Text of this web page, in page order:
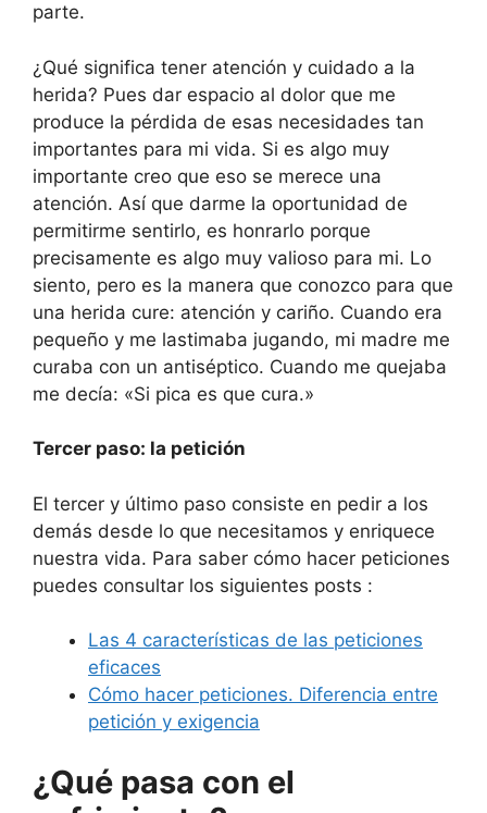
parte.
¿Qué significa tener atención y cuidado a la
herida? Pues dar espacio al dolor que me
produce la pérdida de esas necesidades tan
importantes para mi vida. Si es algo muy
importante creo que eso se merece una
atención. Así que darme la oportunidad de
permitirme sentirlo, es honrarlo porque
precisamente es algo muy valioso para mi. Lo
siento, pero es la manera que conozco para que
una herida cure: atención y cariño. Cuando era
pequeño y me lastimaba jugando, mi madre me
curaba con un antiséptico. Cuando me quejaba
me decía: «Si pica es que cura.»
Tercer paso: la petición
El tercer y último paso consiste en pedir a los
demás desde lo que necesitamos y enriquece
nuestra vida. Para saber cómo hacer peticiones
puedes consultar los siguientes posts :
Las 4 características de las peticiones
eficaces
Cómo hacer peticiones. Diferencia entre
petición y exigencia
¿Qué pasa con el